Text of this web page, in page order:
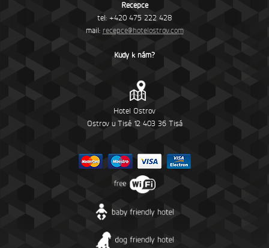
Recepce
tel: +420 475 222 428
mail: recepce@hotelostrov.com
Kudy k nám?
Hotel Ostrov
Ostrov u Tisé 12 403 36 Tisá